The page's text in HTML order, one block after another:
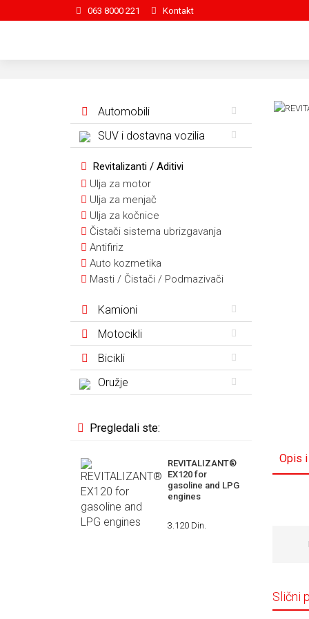
063 8000 221 Kontakt
Automobili
SUV i dostavna vozilia
Revitalizanti / Aditivi
Ulja za motor
Ulja za menjač
Ulja za kočnice
Čistači sistema ubrizgavanja
Antifiriz
Auto kozmetika
Masti / Čistači / Podmazivači
Kamioni
Motocikli
Bicikli
Oružje
Pregledali ste:
REVITALIZANT®
EX120 for
gasoline and LPG
engines
3.120 Din.
Opis
Slični